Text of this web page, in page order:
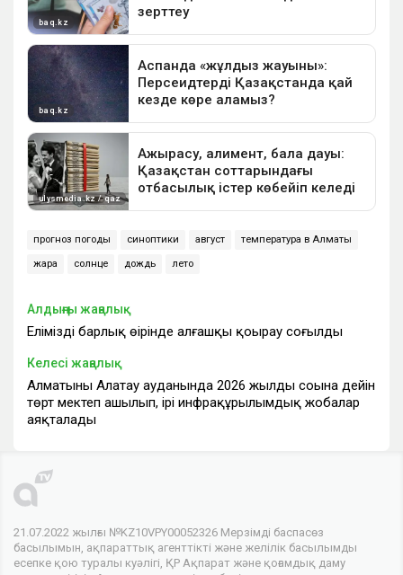
прогноз погоды синоптики август температура в Алматы
жара солнце дождь лето
Алдыңғы жаңалық
Еліміздің барлық өңірінде алғашқы қоңырау соғылды
Келесі жаңалық
Алматының Алатау ауданында 2026 жылдың соңына дейін
төрт мектеп ашылып, ірі инфрақұрылымдық жобалар
аяқталады
21.07.2022 жылғы №KZ10VPY00052326 Мерзімді баспасөз
басылымын, ақпараттық агенттікті және желілік басылымды
есепке қою туралы куәлігі, ҚР Ақпарат және қоғамдық даму